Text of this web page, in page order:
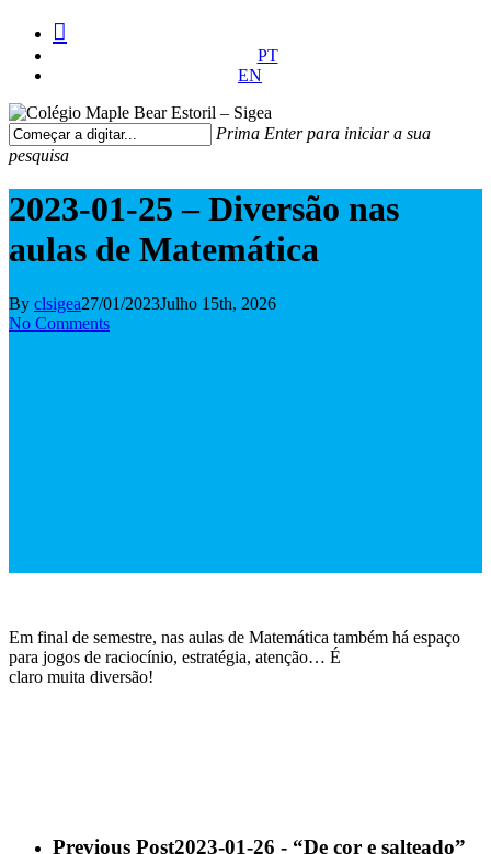
facebook
instagram
medium
PT
EN
Prima Enter para iniciar a sua
pesquisa
Pesquisa
2023-01-25 – Diversão nas
aulas de Matemática
By clsigea27/01/2023Julho 15th, 2026
No Comments
Em final de semestre, nas aulas de Matemática também há espaço
para jogos de raciocínio, estratégia, atenção… É
claro muita diversão!
Previous Post2023-01-26 - “De cor e salteado”